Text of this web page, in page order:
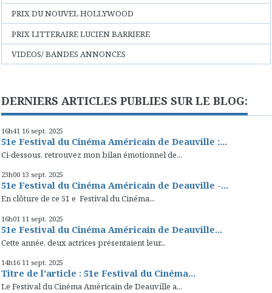
PRIX DU NOUVEL HOLLYWOOD
PRIX LITTERAIRE LUCIEN BARRIERE
VIDEOS/ BANDES ANNONCES
DERNIERS ARTICLES PUBLIES SUR LE BLOG:
16h41 16 sept. 2025
51e Festival du Cinéma Américain de Deauville :...
Ci-dessous, retrouvez mon bilan émotionnel de...
23h00 13 sept. 2025
51e Festival du Cinéma Américain de Deauville -...
En clôture de ce 51 e Festival du Cinéma...
16h01 11 sept. 2025
51e Festival du Cinéma Américain de Deauville...
Cette année, deux actrices présentaient leur...
14h16 11 sept. 2025
Titre de l’article : 51e Festival du Cinéma...
Le Festival du Cinéma Américain de Deauville a...